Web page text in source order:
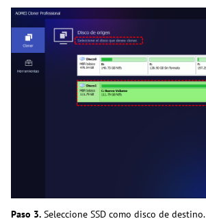
Paso 3. Seleccione SSD como disco de destino.